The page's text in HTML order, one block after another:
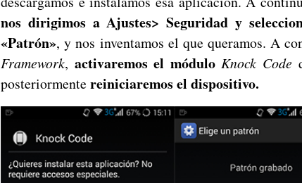
nos dirigimos a Ajustes> Seguridad y
«Patrón», y nos inventamos el que queramos. A
Framework, activaremos el móduloKnock Code
posteriormente reiniciaremos el dispositivo.